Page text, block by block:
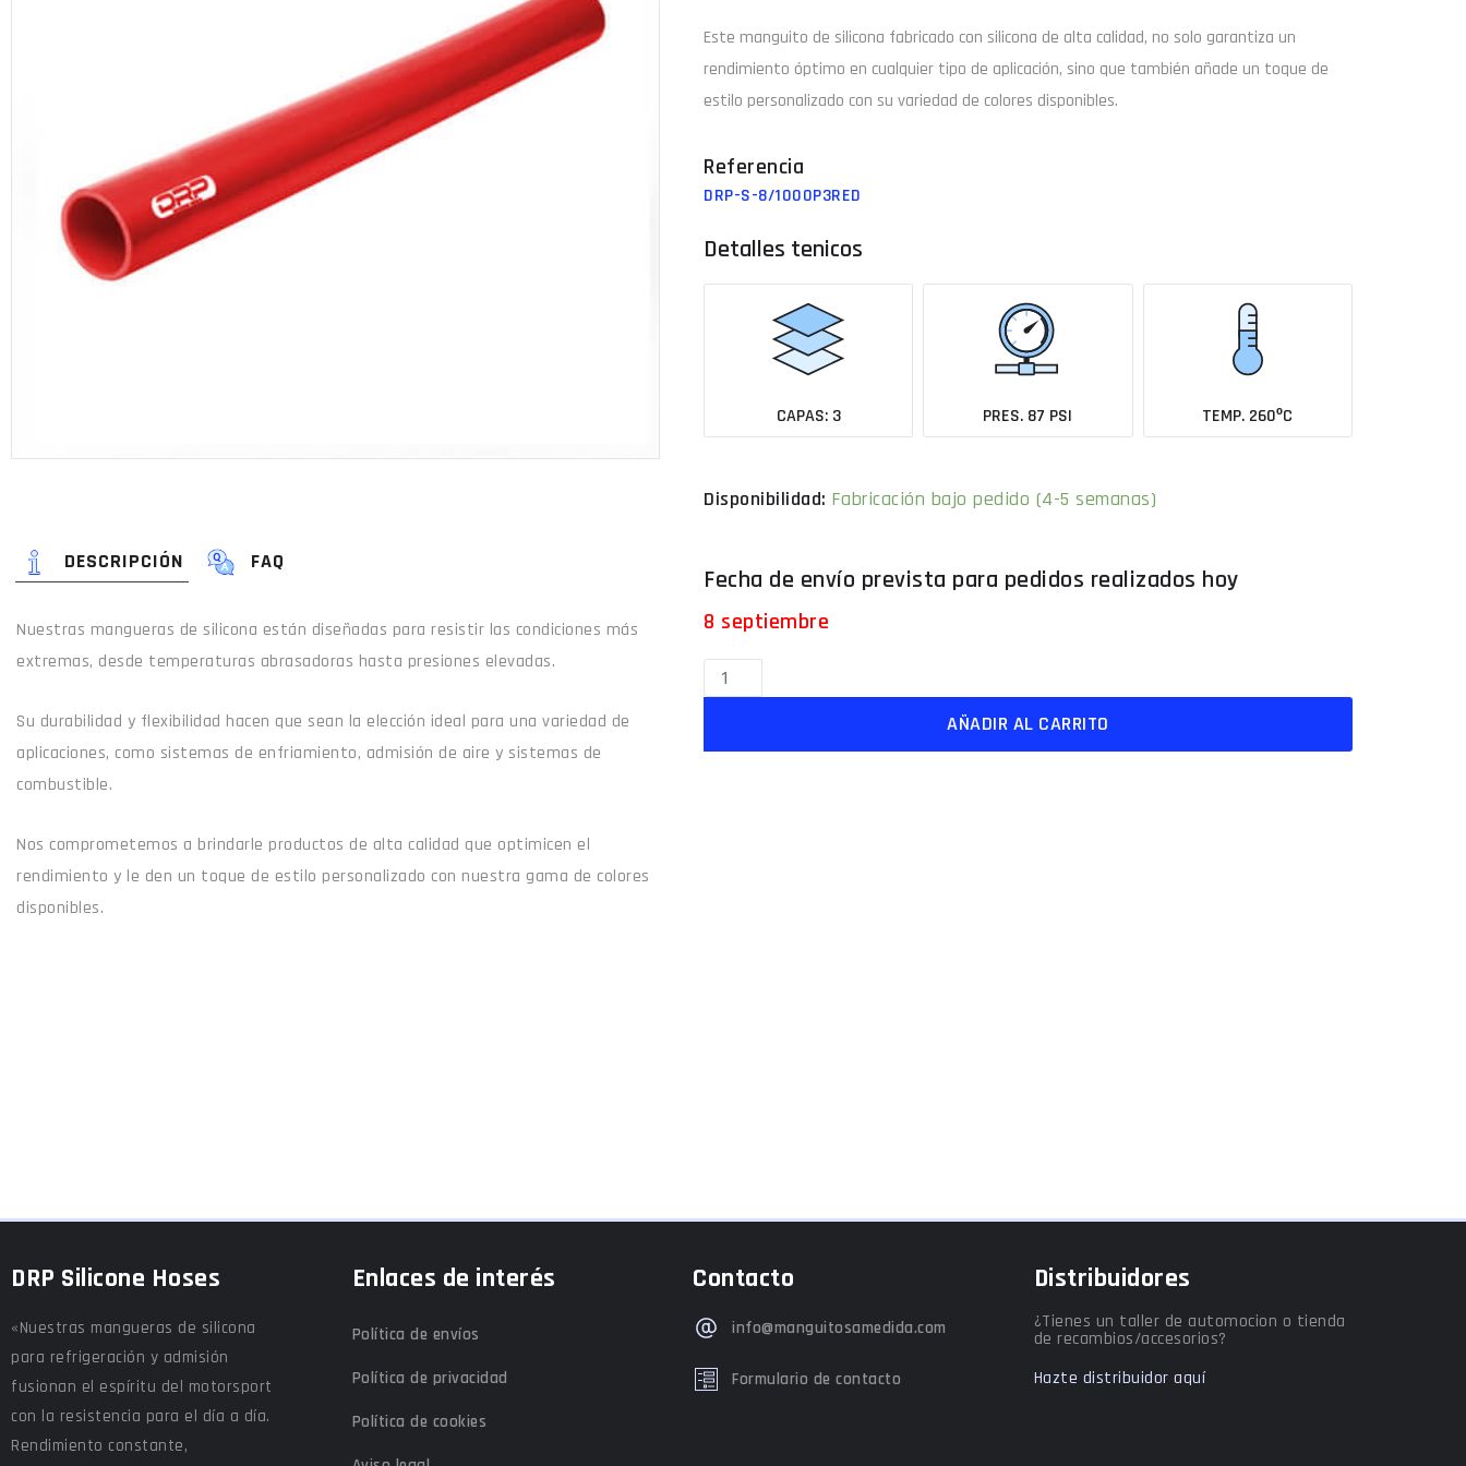
Email
Adaptadores aluminio
DESCRIPCIÓN FAQ
Nuestras mangueras de silicona están diseñadas para resistir las condiciones más
extremas, desde temperaturas abrasadoras hasta presiones elevadas.
Su durabilidad y flexibilidad hacen que sean la elección ideal para una variedad de
aplicaciones, como sistemas de enfriamiento, admisión de aire y sistemas de
combustible.
Nos comprometemos a brindarle productos de alta calidad que optimicen el
rendimiento y le den un toque de estilo personalizado con nuestra gama de colores
disponibles.
Este manguito de silicona fabricado con silicona de alta calidad, no solo garantiza un
rendimiento óptimo en cualquier tipo de aplicación, sino que también añade un toque de
estilo personalizado con su variedad de colores disponibles.
DRP-S-8/1000P3RED
Detalles tenicos
CAPAS: 3 PRES. 87 PSI TEMP. 260ºC
Disponibilidad: Fabricación bajo pedido (4-5 semanas)
8 septiembre
AÑADIR AL CARRITO
DRP Silicone Hoses
«Nuestras mangueras de silicona
para refrigeración y admisión
fusionan el espíritu del motorsport
con la resistencia para el día a día.
Rendimiento constante,
Enlaces de interés
Política de envíos
Política de privacidad
Política de cookies
Contacto
info@manguitosamedida.com
Formulario de contacto
Distribuidores
¿Tienes un taller de automocion o tienda
de recambios/accesorios?
Hazte distribuidor aquí